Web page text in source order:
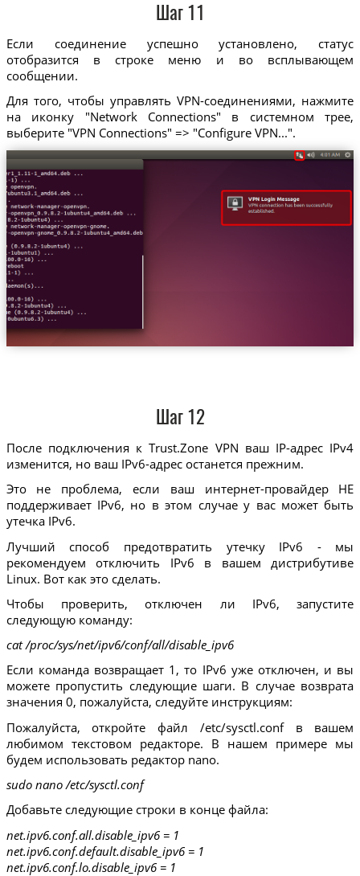
Шаг 11
Если соединение успешно установлено, статус
отобразится в строке меню и во всплывающем
сообщении.
Для того, чтобы управлять VPN-соединениями, нажмите
на иконку "Network Connections" в системном трее,
выберите "VPN Connections" => "Configure VPN...".
Шаг 12
После подключения к Trust.Zone VPN ваш IP-адрес IPv4
изменится, но ваш IPv6-адрес останется прежним.
Это не проблема, если ваш интернет-провайдер НЕ
поддерживает IPv6, но в этом случае у вас может быть
утечка IPv6.
Лучший способ предотвратить утечку IPv6 - мы
рекомендуем отключить IPv6 в вашем дистрибутиве
Linux. Вот как это сделать.
Чтобы проверить, отключен ли IPv6, запустите
следующую команду:
cat /proc/sys/net/ipv6/conf/all/disable_ipv6
Если команда возвращает 1, то IPv6 уже отключен, и вы
можете пропустить следующие шаги. В случае возврата
значения 0, пожалуйста, следуйте инструкциям:
Пожалуйста, откройте файл /etc/sysctl.conf в вашем
любимом текстовом редакторе. В нашем примере мы
будем использовать редактор nano.
sudo nano /etc/sysctl.conf
Добавьте следующие строки в конце файла:
net.ipv6.conf.all.disable_ipv6 = 1
net.ipv6.conf.default.disable_ipv6 = 1
net.ipv6.conf.lo.disable_ipv6 = 1